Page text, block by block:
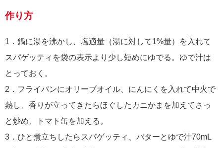
作り方
1．鍋に湯を沸かし、塩適量（湯に対して1%量）を入れて
スパゲッティを袋の表示より少し短めにゆでる。ゆで汁は
とっておく。
2．フライパンにオリーブオイル、にんにくを入れて中火で
熱し、香りが立ってきたらほぐしたカニかまを加えてさっ
と炒め、トマト缶を加える。
3．ひと煮立ちしたらスパゲッティ、バターとゆで汁70mL